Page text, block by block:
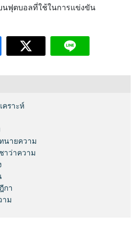
นฟุตบอลที่ใช้ในการแข่งขัน
ราะห์
นายความ
าว่าความ
กา
าม